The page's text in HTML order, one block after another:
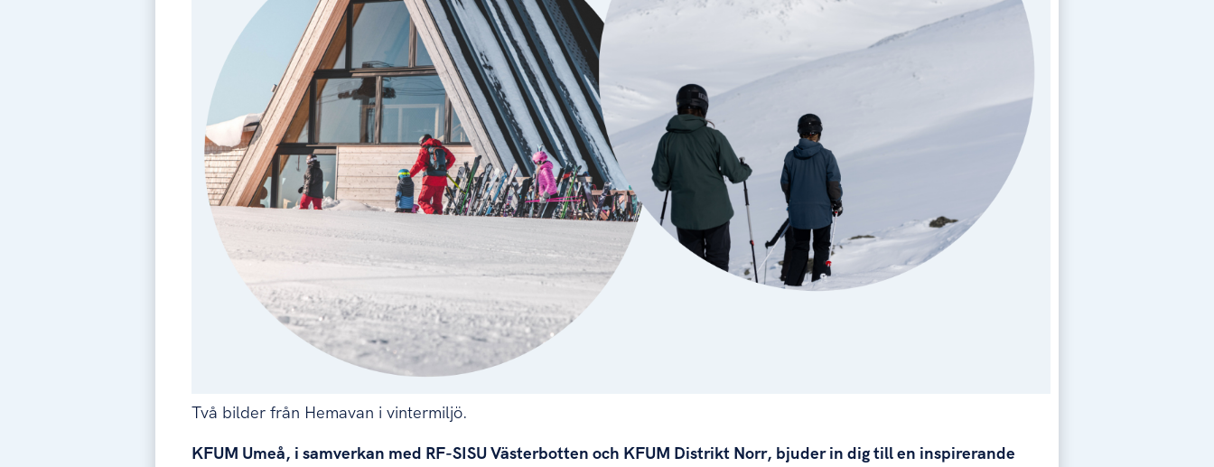
Två bilder från Hemavan i vintermiljö.
KFUM Umeå, i samverkan med RF-SISU Västerbotten och KFUM Distrikt Norr, bjuder in dig till en inspirerande